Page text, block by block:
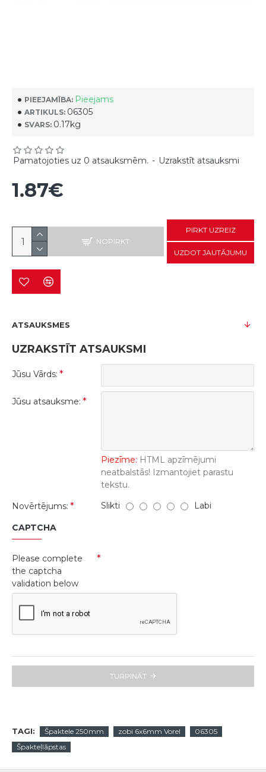
PIEEJAMĪBA: Pieejams
ARTIKULS: 06305
SVARS: 0.17kg
Pamatojoties uz 0 atsauksmēm. - Uzrakstīt atsauksmi
1.87€
NOPIRKT
PIRKT UZREIZ
UZDOT JAUTĀJUMU
ATSAUKSMES
UZRAKSTĪT ATSAUKSMI
Jūsu Vārds:
Jūsu atsauksme:
Piezīme: HTML apzīmējumi
neatbalstās! Izmantojiet parastu
tekstu.
Novērtējums:
Slikti Labi
CAPTCHA
Please complete
the captcha
validation below
TURPINĀT
TAGI: Špaktele 250mm zobi 6x6mm Vorel
06305
Špakteļlāpstas